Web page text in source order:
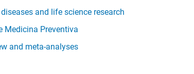
and life science research
Medicina Preventiva
and meta-analyses